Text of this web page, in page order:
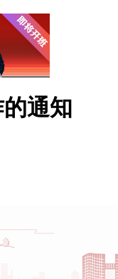
通知